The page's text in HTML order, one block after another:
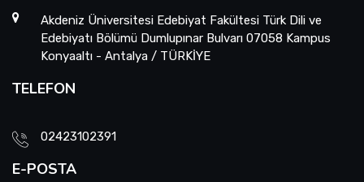
Akdeniz Üniversitesi Edebiyat Fakültesi Türk Dili ve
Edebiyatı Bölümü Dumlupınar Bulvarı 07058 Kampus
Konyaaltı - Antalya / TÜRKİYE
TELEFON
02423102391
E-POSTA